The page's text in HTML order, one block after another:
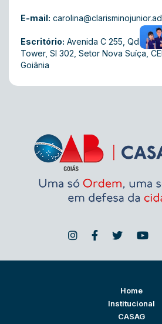
E-mail:
Escritório: Avenida C 255, Qd 587,
Tower, Sl 302, Setor Nova Suíça,
Goiânia
Home
Institucional
CASAG